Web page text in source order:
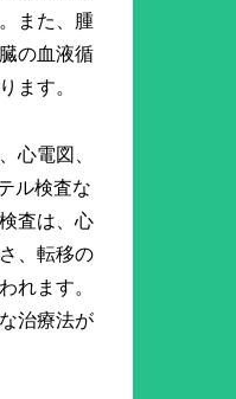
また、腫
の血液循
ます。
心電図、
ル検査な
査は、心
、転移の
れます。
治療法が